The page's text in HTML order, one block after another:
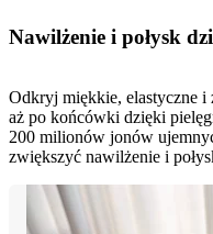
Nawilżenie i połysk
Odkryj miękkie, elastyczne i
aż po końcówki dzięki
200 milionów jonów
zwiększyć nawilżenie i